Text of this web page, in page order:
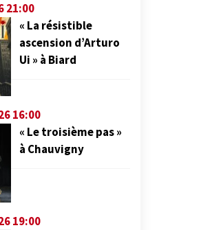
21:00
« La résistible
ascension d’Arturo
Ui » à Biard
16:00
« Le troisième pas »
à Chauvigny
19:00